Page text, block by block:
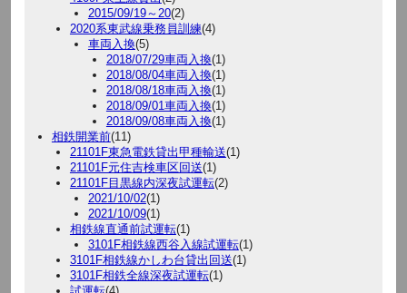
2015/09/19～20(2)
2020系東武線乗務員訓練(4)
車両入換(5)
2018/07/29車両入換(1)
2018/08/04車両入換(1)
2018/08/18車両入換(1)
2018/09/01車両入換(1)
2018/09/08車両入換(1)
相鉄開業前(11)
21101F東急電鉄貸出甲種輸送(1)
21101F元住吉検車区回送(1)
21101F目黒線内深夜試運転(2)
2021/10/02(1)
2021/10/09(1)
相鉄線直通前試運転(1)
3101F相鉄線西谷入線試運転(1)
3101F相鉄線かしわ台貸出回送(1)
3101F相鉄全線深夜試運転(1)